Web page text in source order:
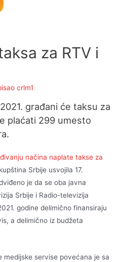
za RTV i
crlm1
građani će taksu za
plaćati 299 umesto
načina naplate takse za
Srbije usvojila 17.
je da se oba javna
Srbije i Radio-televizija
godine delimično finansiraju
a delimično iz budžeta
medijske servise povećana je sa